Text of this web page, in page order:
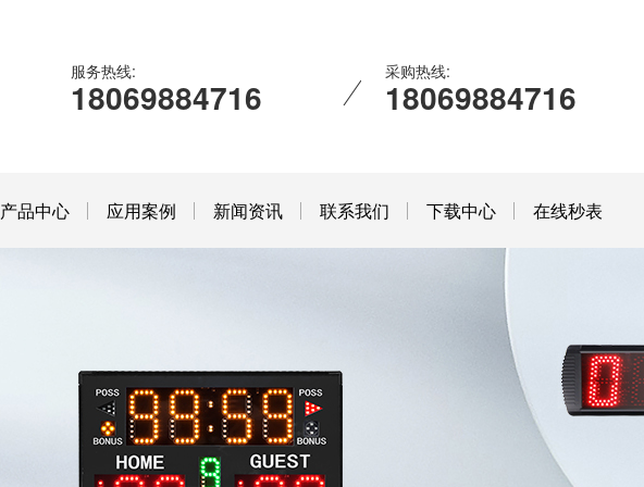
服务热线:
18069884716
采购热线:
18069884716
产品中心 应用案例 新闻资讯 联系我们 下载中心 在线秒表